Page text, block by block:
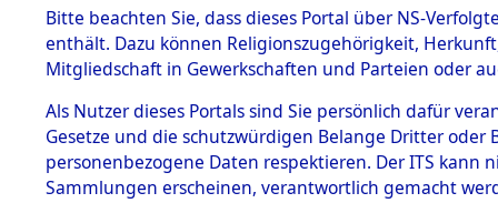
BESTÄNDE
1.
mente
5. Verschiedenes
5.3
Todesmärsche
der US-
Allach,
Neckarelz
Bitte beachten Sie, dass dieses Portal über NS-
enthält. Dazu können Religionszugehörigkeit,
Mitgliedschaft in Gewerkschaften und Parteien oder
Als Nutzer dieses Portals sind Sie persönlich dafür
Gesetze und die schutzwürdigen Belange Dritter
personenbezogene Daten respektieren. Der ITS
Sammlungen erscheinen, verantwortlich gemacht